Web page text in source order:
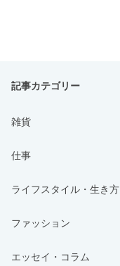
記事カテゴリー
雑貨
仕事
ライフスタイル・生き方
ファッション
エッセイ・コラム